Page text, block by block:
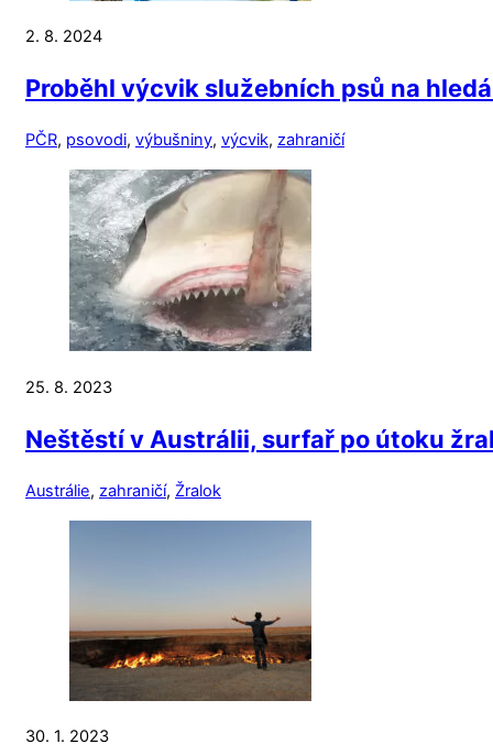
2. 8. 2024
Proběhl výcvik služebních psů na
PČR, psovodi, výbušniny, výcvik, zahraničí
25. 8. 2023
Neštěstí v Austrálii, surfař po útoku
Austrálie, zahraničí, Žralok
30. 1. 2023